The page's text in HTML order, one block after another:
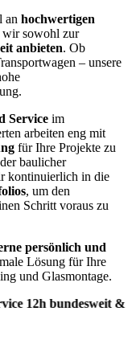
an hochwertigen
wir sowohl zur
anbieten. Ob
– unsere
Service im
arbeiten eng mit
für Ihre Projekte zu
baulicher
kontinuierlich in die
, um den
Schritt voraus zu
persönlich und
Lösung für Ihre
und Glasmontage.
& 24h